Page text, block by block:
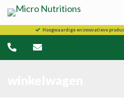
Hoogwaardige en innovatieve